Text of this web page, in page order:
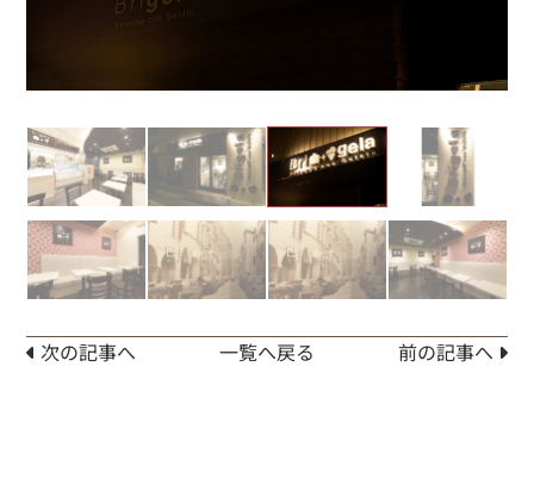
次の記事へ 一覧へ戻る 前の記事へ